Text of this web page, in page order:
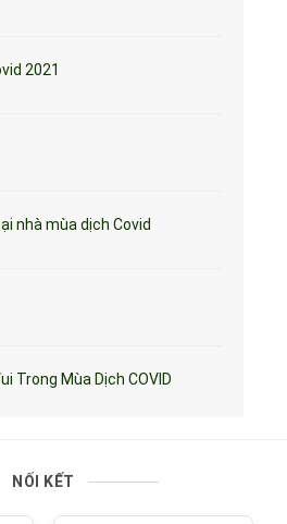
2021
nhà mùa dịch Covid
Trong Mùa Dịch COVID
NỐI KẾT